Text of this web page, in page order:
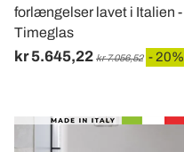
forlængelser lavet i Italien -
Timeglas
kr 5.645,22 kr 7.056,52 - 20%